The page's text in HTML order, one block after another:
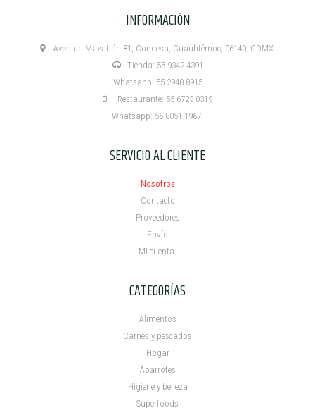
INFORMACIÓN
Avenida Mazatlán 81, Condesa, Cuauhtémoc, 06140, CDMX.
Tienda: 55 9342 4391
Whatsapp: 55 2948 8915
Restaurante: 55 6723 0319
Whatsapp: 55 8051 1967
SERVICIO AL CLIENTE
Nosotros
Contacto
Proveedores
Envío
Mi cuenta ​
CATEGORÍAS
Alimentos
Carnes y pescados
Hogar
Abarrotes
Higiene y belleza
Superfoods